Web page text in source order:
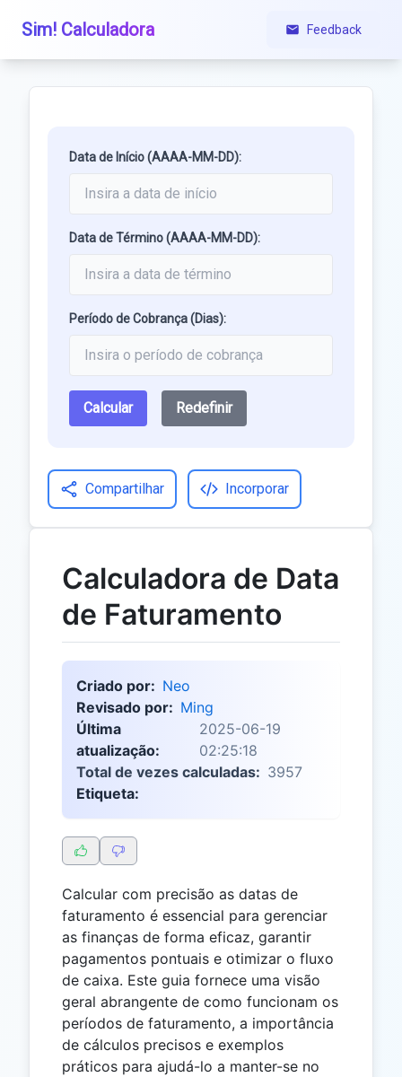
Sim! Calculadora Feedback
Data de Início (AAAA-MM-DD):
Data de Término (AAAA-MM-DD):
Período de Cobrança (Dias):
Calcular Redefinir
Compartilhar Incorporar
Calculadora de Data
de Faturamento
Criado por: Neo
Revisado por: Ming
Última
atualização:
2025-06-19
02:25:18
Total de vezes calculadas: 3957
Etiqueta:
Calcular com precisão as datas de
faturamento é essencial para gerenciar
as finanças de forma eficaz, garantir
pagamentos pontuais e otimizar o fluxo
de caixa. Este guia fornece uma visão
geral abrangente de como funcionam os
períodos de faturamento, a importância
de cálculos precisos e exemplos
práticos para ajudá-lo a manter-se no